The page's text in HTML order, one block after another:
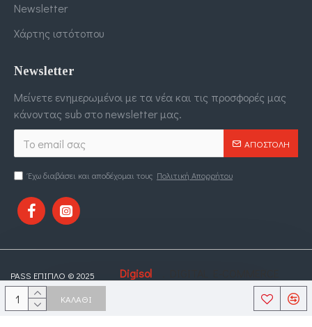
ΚΑΛΆΘΙ
Newsletter
Χάρτης ιστότοπου
Newsletter
Μείνετε ενημερωμένοι με τα νέα και τις προσφορές μας
κάνοντας sub στο newsletter μας.
ΑΠΟΣΤΟΛΉ
Έχω διαβάσει και αποδέχομαι τους Πολιτική Απορρήτου
PASS ΕΠΙΠΛΟ © 2025
DESIGNED BY
Digisol